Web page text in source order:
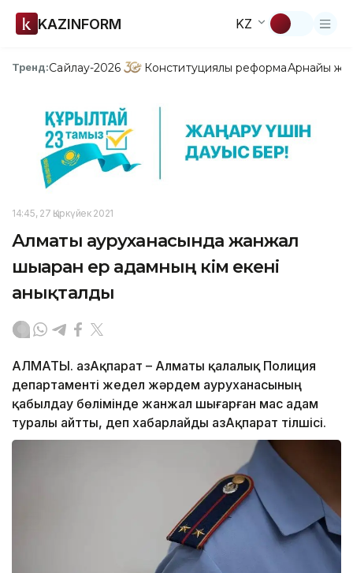
KAZINFORM KZ
Тренд:Сайлау-2026 Конституциялық реформаАрнайы
14:45, 27 Қыркүйек 2021
Алматы ауруханасында жанжал
шығарған ер адамның кім екені
анықталды
АЛМАТЫ. ҚазАқпарат – Алматы қалалық Полиция
департаменті жедел жәрдем ауруханасының
қабылдау бөлімінде жанжал шығарған мас адам
туралы айтты, деп хабарлайды ҚазАқпарат тілшісі.